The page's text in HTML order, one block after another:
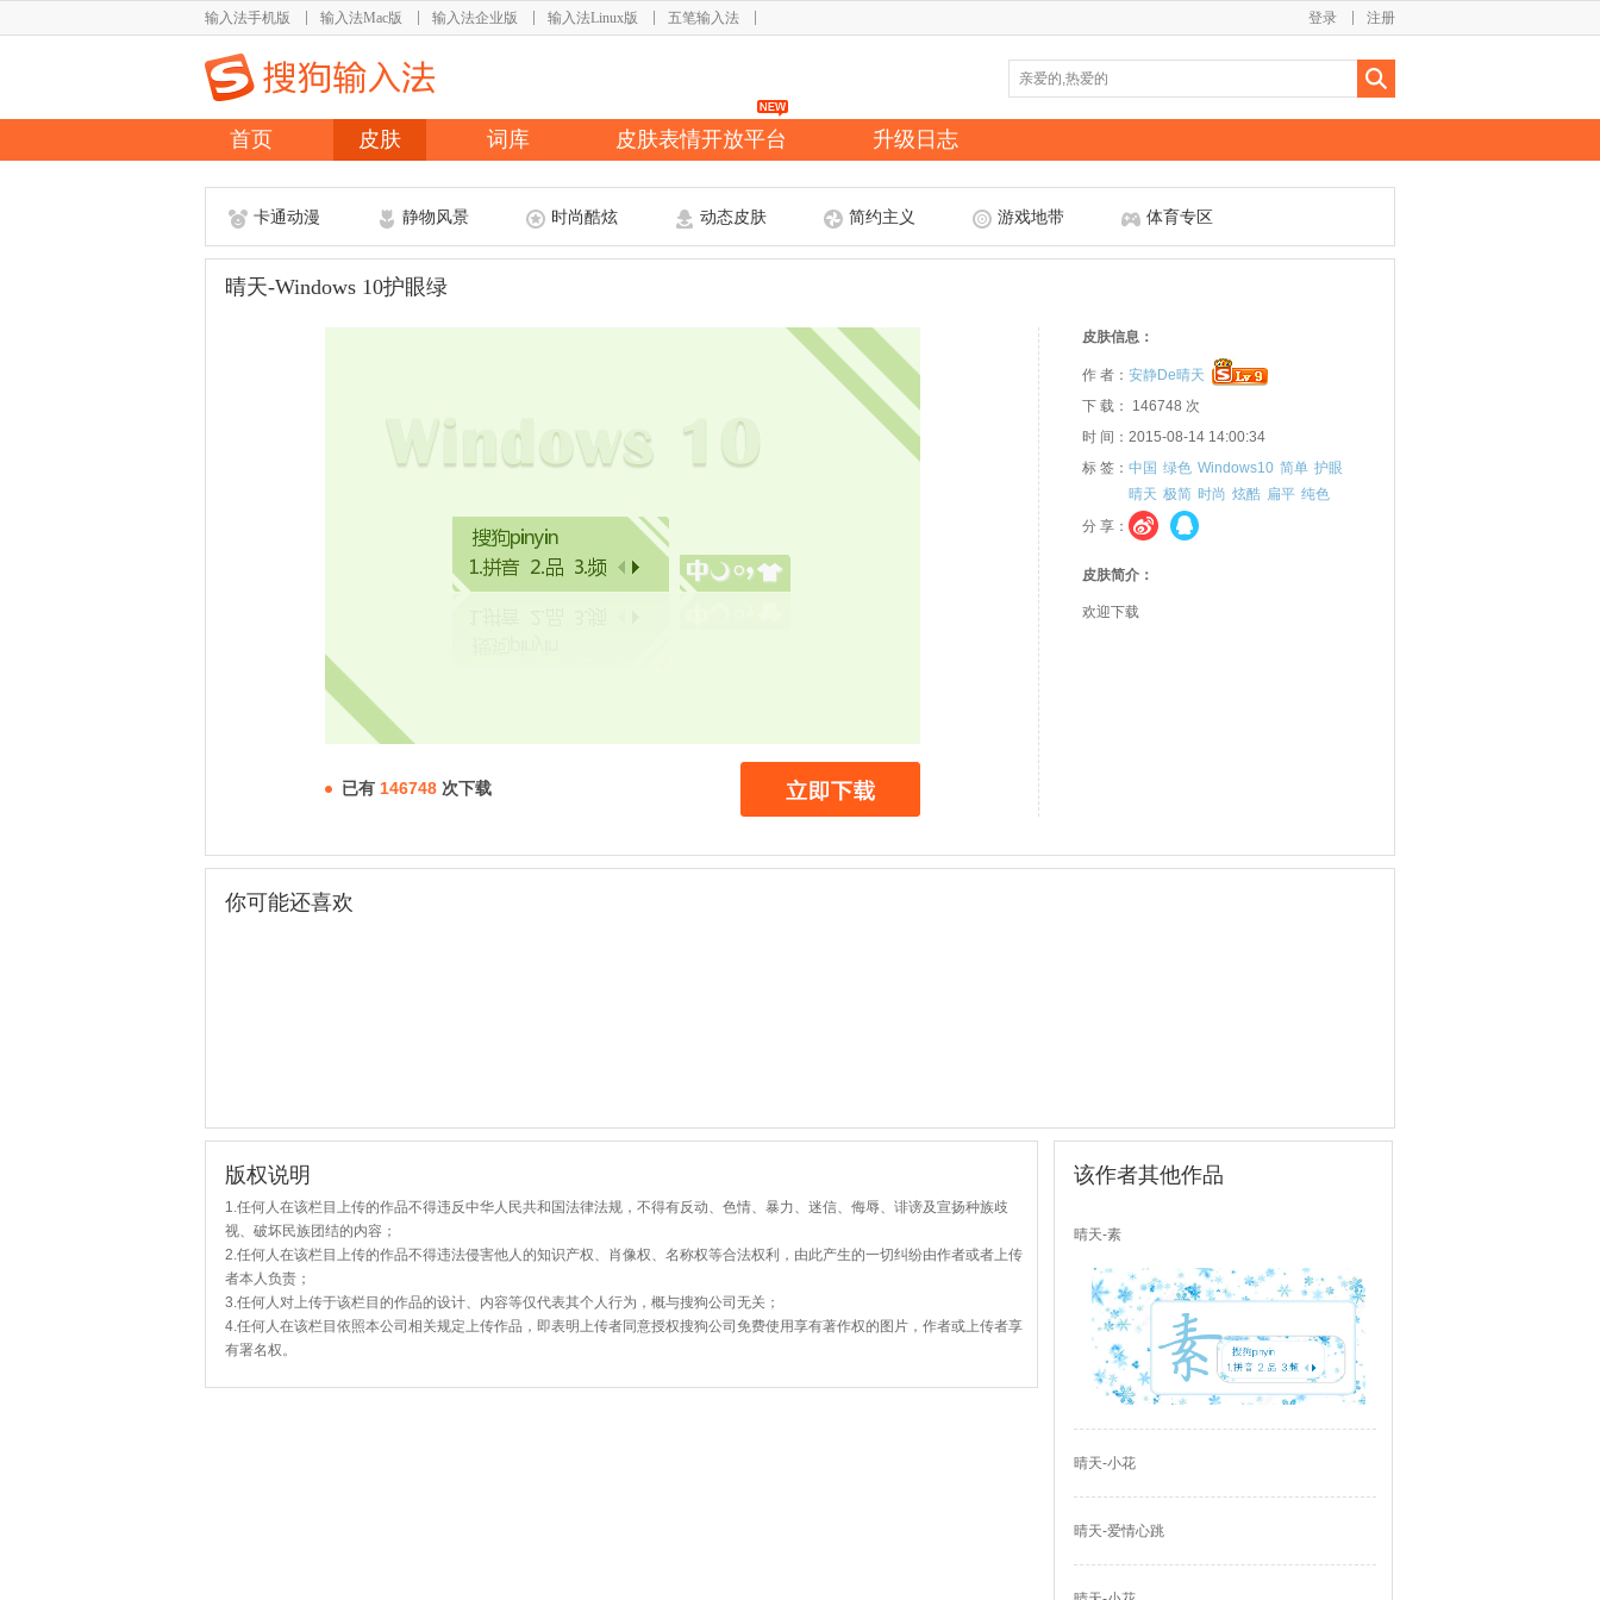
输入法手机版 输入法Mac版 输入法企业版 输入法Linux版 五笔输入法 注册
登录
首页 皮肤 词库 皮肤表情开放平台 升级日志
卡通动漫 静物风景 时尚酷炫 动态皮肤 简约主义 游戏地带 体育专区
晴天-Windows 10护眼绿
已有 146748 次下载
皮肤信息：
作 者： 安静De晴天
下 载： 146748 次
时 间：2015-08-14 14:00:34
标 签： 中国 绿色 Windows10 简单 护眼
晴天 极简 时尚 炫酷 扁平 纯色
分 享：
皮肤简介：
欢迎下载
你可能还喜欢
版权说明
1.任何人在该栏目上传的作品不得违反中华人民共和国法律法规，不得有反动、色情、暴力、迷信、侮辱、诽谤及宣扬种族歧
视、破坏民族团结的内容；
2.任何人在该栏目上传的作品不得违法侵害他人的知识产权、肖像权、名称权等合法权利，由此产生的一切纠纷由作者或者上传
者本人负责；
3.任何人对上传于该栏目的作品的设计、内容等仅代表其个人行为，概与搜狗公司无关；
4.任何人在该栏目依照本公司相关规定上传作品，即表明上传者同意授权搜狗公司免费使用享有著作权的图片，作者或上传者享
有署名权。
该作者其他作品
晴天-素
晴天-小花
晴天-爱情心跳